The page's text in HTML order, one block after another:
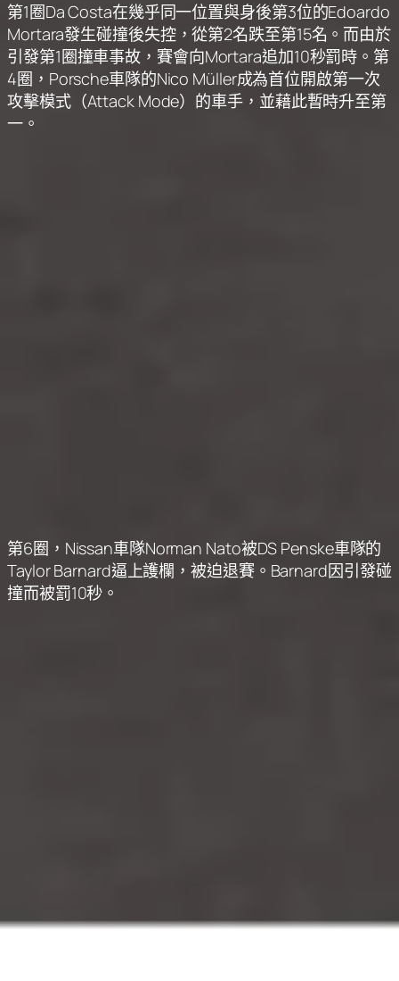
第1圈Da Costa在幾乎同一位置與身後第3位的Edoardo
Mortara發生碰撞後失控，從第2名跌至第15名。而由於
引發第1圈撞車事故，賽會向Mortara追加10秒罰時。第
4圈，Porsche車隊的Nico Müller成為首位開啟第一次
攻擊模式（Attack Mode）的車手，並藉此暫時升至第
一。
第6圈，Nissan車隊Norman Nato被DS Penske車隊的
Taylor Barnard逼上護欄，被迫退賽。Barnard因引發碰
撞而被罰10秒。